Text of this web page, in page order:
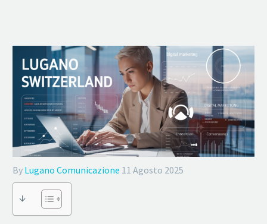
By Lugano Comunicazione 11 Agosto 2025
↓